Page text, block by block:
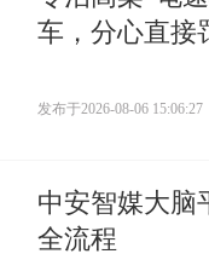
车，分心直接
发布于2026-08-06 15:06:27
中安智媒大脑
全流程